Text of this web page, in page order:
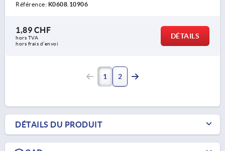
Référence: K0608.10906
1,89 CHF
hors TVA
hors frais d’envoi
DÉTAILS
1 2
DÉTAILS DU PRODUIT